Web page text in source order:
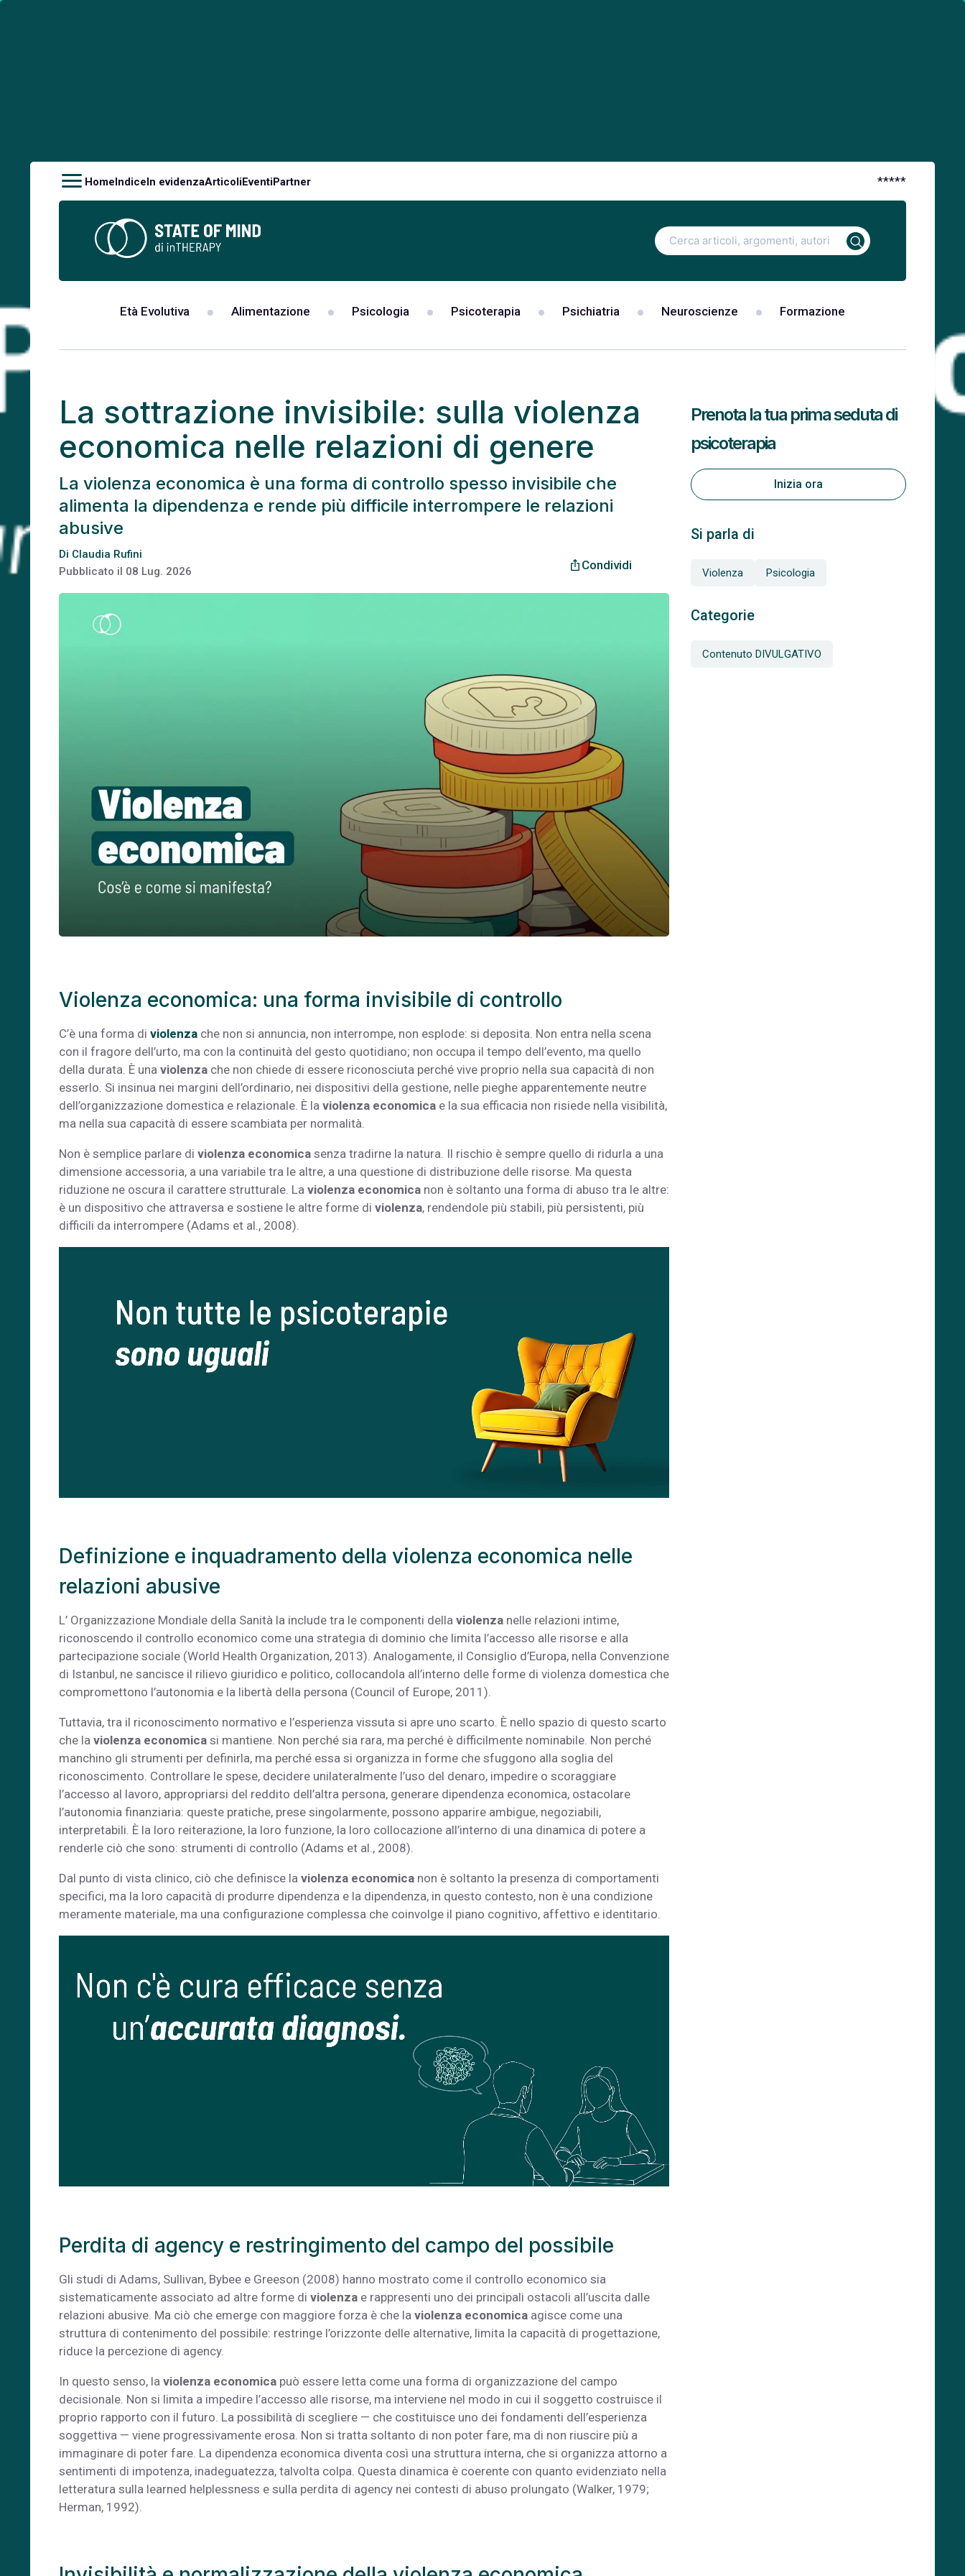
HomeIndiceIn evidenzaArticoliEventiPartner *****
Ricerca
per:
Età Evolutiva Alimentazione Psicologia Psicoterapia Psichiatria Neuroscienze Formazione
La sottrazione invisibile: sulla violenza
economica nelle relazioni di genere
La violenza economica è una forma di controllo spesso invisibile che
alimenta la dipendenza e rende più difficile interrompere le relazioni
abusive
Di Claudia Rufini
Pubblicato il 08 Lug. 2026
ios_share Condividi
Violenza economica: una forma invisibile di controllo
C’è una forma di violenza che non si annuncia, non interrompe, non esplode: si deposita. Non entra nella scena
con il fragore dell’urto, ma con la continuità del gesto quotidiano; non occupa il tempo dell’evento, ma quello
della durata. È una violenza che non chiede di essere riconosciuta perché vive proprio nella sua capacità di non
esserlo. Si insinua nei margini dell’ordinario, nei dispositivi della gestione, nelle pieghe apparentemente neutre
dell’organizzazione domestica e relazionale. È la violenza economica e la sua efficacia non risiede nella visibilità,
ma nella sua capacità di essere scambiata per normalità.
Non è semplice parlare di violenza economica senza tradirne la natura. Il rischio è sempre quello di ridurla a una
dimensione accessoria, a una variabile tra le altre, a una questione di distribuzione delle risorse. Ma questa
riduzione ne oscura il carattere strutturale. La violenza economica non è soltanto una forma di abuso tra le altre:
è un dispositivo che attraversa e sostiene le altre forme di violenza, rendendole più stabili, più persistenti, più
difficili da interrompere (Adams et al., 2008).
Definizione e inquadramento della violenza economica nelle
relazioni abusive
L’ Organizzazione Mondiale della Sanità la include tra le componenti della violenza nelle relazioni intime,
riconoscendo il controllo economico come una strategia di dominio che limita l’accesso alle risorse e alla
partecipazione sociale (World Health Organization, 2013). Analogamente, il Consiglio d’Europa, nella Convenzione
di Istanbul, ne sancisce il rilievo giuridico e politico, collocandola all’interno delle forme di violenza domestica che
compromettono l’autonomia e la libertà della persona (Council of Europe, 2011).
Tuttavia, tra il riconoscimento normativo e l’esperienza vissuta si apre uno scarto. È nello spazio di questo scarto
che la violenza economica si mantiene. Non perché sia rara, ma perché è difficilmente nominabile. Non perché
manchino gli strumenti per definirla, ma perché essa si organizza in forme che sfuggono alla soglia del
riconoscimento. Controllare le spese, decidere unilateralmente l’uso del denaro, impedire o scoraggiare
l’accesso al lavoro, appropriarsi del reddito dell’altra persona, generare dipendenza economica, ostacolare
l’autonomia finanziaria: queste pratiche, prese singolarmente, possono apparire ambigue, negoziabili,
interpretabili. È la loro reiterazione, la loro funzione, la loro collocazione all’interno di una dinamica di potere a
renderle ciò che sono: strumenti di controllo (Adams et al., 2008).
Dal punto di vista clinico, ciò che definisce la violenza economica non è soltanto la presenza di comportamenti
specifici, ma la loro capacità di produrre dipendenza e la dipendenza, in questo contesto, non è una condizione
meramente materiale, ma una configurazione complessa che coinvolge il piano cognitivo, affettivo e identitario.
Perdita di agency e restringimento del campo del possibile
Gli studi di Adams, Sullivan, Bybee e Greeson (2008) hanno mostrato come il controllo economico sia
sistematicamente associato ad altre forme di violenza e rappresenti uno dei principali ostacoli all’uscita dalle
relazioni abusive. Ma ciò che emerge con maggiore forza è che la violenza economica agisce come una
struttura di contenimento del possibile: restringe l’orizzonte delle alternative, limita la capacità di progettazione,
riduce la percezione di agency.
In questo senso, la violenza economica può essere letta come una forma di organizzazione del campo
decisionale. Non si limita a impedire l’accesso alle risorse, ma interviene nel modo in cui il soggetto costruisce il
proprio rapporto con il futuro. La possibilità di scegliere — che costituisce uno dei fondamenti dell’esperienza
soggettiva — viene progressivamente erosa. Non si tratta soltanto di non poter fare, ma di non riuscire più a
immaginare di poter fare. La dipendenza economica diventa così una struttura interna, che si organizza attorno a
sentimenti di impotenza, inadeguatezza, talvolta colpa. Questa dinamica è coerente con quanto evidenziato nella
letteratura sulla learned helplessness e sulla perdita di agency nei contesti di abuso prolungato (Walker, 1979;
Herman, 1992).
Si parla di
Violenza Psicologia
Categorie
Contenuto DIVULGATIVO
Prenota la tua prima seduta di
psicoterapia
Inizia ora